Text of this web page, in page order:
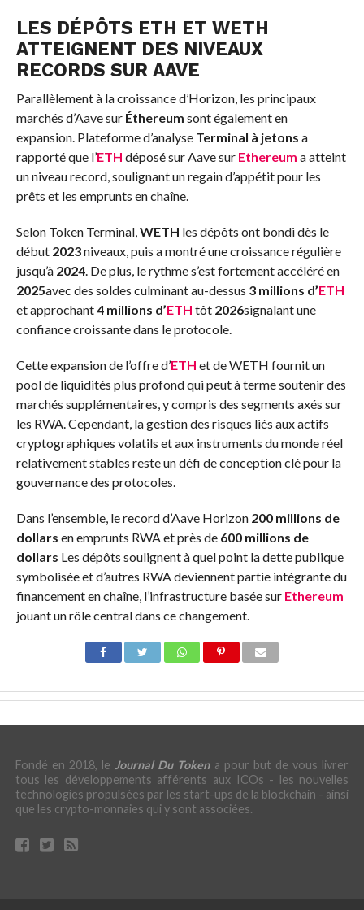
LES DÉPÔTS ETH ET WETH
ATTEIGNENT DES NIVEAUX
RECORDS SUR AAVE
Parallèlement à la croissance d’Horizon, les principaux
marchés d’Aave sur Éthereum sont également en
expansion. Plateforme d’analyse Terminal à jetons a
rapporté que l’ETH déposé sur Aave sur Ethereum a atteint
un niveau record, soulignant un regain d’appétit pour les
prêts et les emprunts en chaîne.
Selon Token Terminal,WETH les dépôts ont bondi dès le
début 2023niveaux, puis a montré une croissance régulière
jusqu’à 2024. De plus, le rythme s’est fortement accéléré en
2025avec des soldes culminant au-dessus 3 millions d’ETH
et approchant4 millions d’ETH tôt 2026signalant une
confiance croissante dans le protocole.
Cette expansion de l’offre d’ETH et de WETH fournit un
pool de liquidités plus profond qui peut à terme soutenir des
marchés supplémentaires, y compris des segments axés sur
les RWA. Cependant, la gestion des risques liés aux actifs
cryptographiques volatils et aux instruments du monde réel
relativement stables reste un défi de conception clé pour la
gouvernance des protocoles.
Dans l’ensemble, le record d’Aave Horizon 200 millions de
dollars en emprunts RWA et près de 600 millions de
dollars Les dépôts soulignent à quel point la dette publique
symbolisée et d’autres RWA deviennent partie intégrante du
financement en chaîne, l’infrastructure basée sur Ethereum
jouant un rôle central dans ce changement.
Fondé en 2018, le Journal Du Tokena pour but de vous livrer
tous les développements afférents aux ICOs - les nouvelles
technologies propulsées par les start-ups de la blockchain - ainsi
que les crypto-monnaies qui y sont associées.